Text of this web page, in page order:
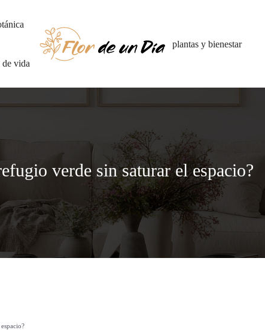
vida
plantas y bienestar
verde sin saturar el espacio?